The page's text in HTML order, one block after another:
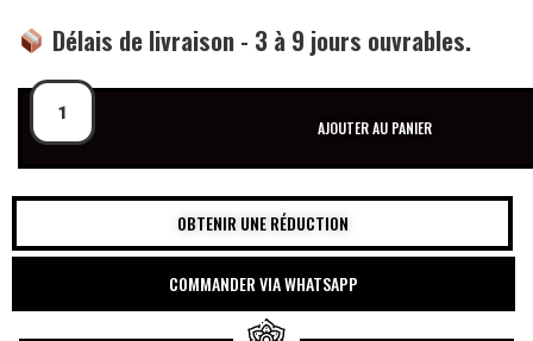
Délais de livraison - 3 à 9 jours ouvrables.
AJOUTER AU PANIER
OBTENIR UNE RÉDUCTION
COMMANDER VIA WHATSAPP